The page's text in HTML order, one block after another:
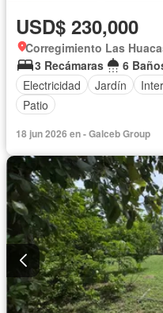
USD$ 230,000
Corregimiento Las
3 Recámaras
6
Electricidad
Jardín
Patio
18 jun 2026 en - Galceb Group